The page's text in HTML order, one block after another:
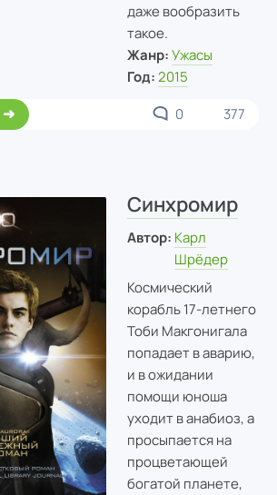
даже вообразить
такое.
Жанр: Ужасы
Год: 2015
0 377
Синхромир
Автор: Карл
Шрёдер
Космический
корабль 17-летнего
Тоби Макгонигала
попадает в аварию,
и в ожидании
помощи юноша
уходит в анабиоз, а
просыпается на
процветающей
богатой планете,